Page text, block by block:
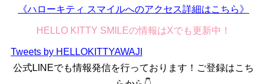
《ハローキティ スマイルへのアクセス詳細はこちら》
HELLO KITTY SMILEの情報はXでも更新中！
Tweets by HELLOKITTYAWAJI
公式LINEでも情報発信を行っております！ご登録はこち